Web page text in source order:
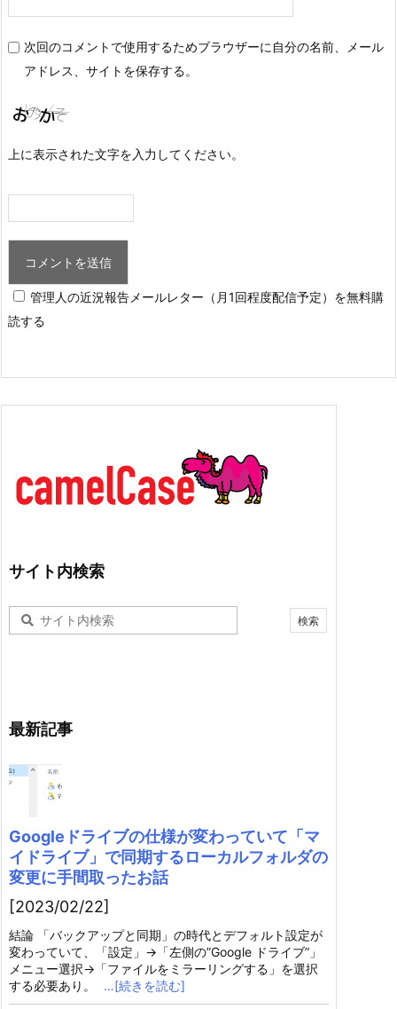
次回のコメントで使用するためブラウザーに自分の名前、メール
アドレス、サイトを保存する。
上に表示された文字を入力してください。
管理人の近況報告メールレター（月1回程度配信予定）を無料購
読する
サイト内検索
最新記事
Googleドライブの仕様が変わっていて「マ
イドライブ」で同期するローカルフォルダの
変更に手間取ったお話
[2023/02/22]
結論 「バックアップと同期」の時代とデフォルト設定が
変わっていて、「設定」→「左側の”Google ドライブ”」
メニュー選択→「ファイルをミラーリングする」を選択
する必要あり。
…[続きを読む]